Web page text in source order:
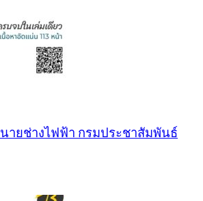
ายช่างไฟฟ้า กรมประชาสัมพันธ์